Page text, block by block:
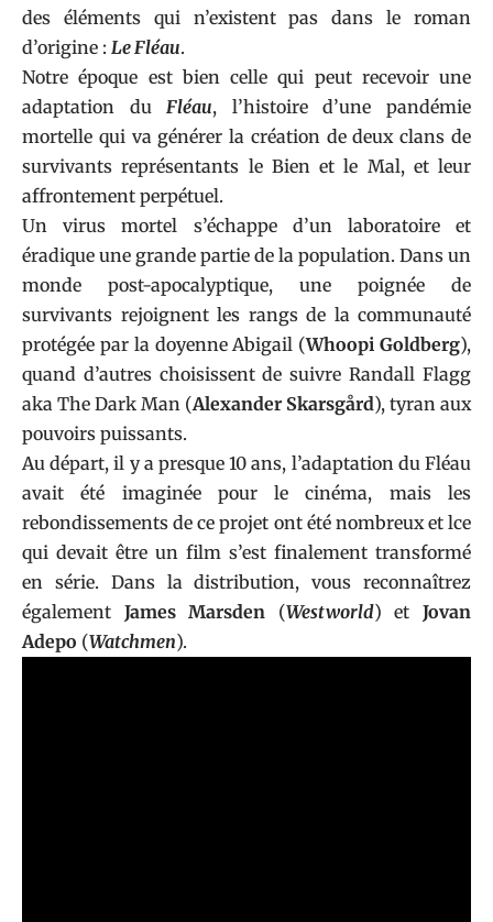
des éléments qui n’existent pas dans le roman
d’origine : Le Fléau.
Notre époque est bien celle qui peut recevoir une
adaptation du Fléau, l’histoire d’une pandémie
mortelle qui va générer la création de deux clans de
survivants représentants le Bien et le Mal, et leur
affrontement perpétuel.
Un virus mortel s’échappe d’un laboratoire et
éradique une grande partie de la population. Dans un
monde post-apocalyptique, une poignée de
survivants rejoignent les rangs de la communauté
protégée par la doyenne Abigail (Whoopi Goldberg),
quand d’autres choisissent de suivre Randall Flagg
aka The Dark Man (Alexander Skarsgård), tyran aux
pouvoirs puissants.
Au départ, il y a presque 10 ans, l’adaptation du Fléau
avait été imaginée pour le cinéma, mais les
rebondissements de ce projet ont été nombreux et lce
qui devait être un film s’est finalement transformé
en série. Dans la distribution, vous reconnaîtrez
également James Marsden (Westworld) etJovan
Adepo (Watchmen).